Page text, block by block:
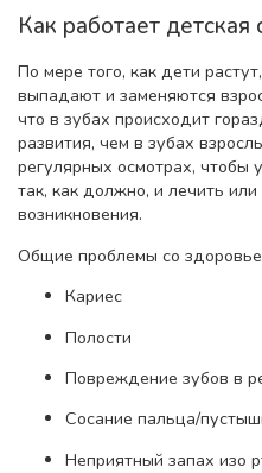
Как работает детская
По мере того, как дети
выпадают и заменяются
что в зубах происходит
развития, чем в зубах
регулярных осмотрах, чтобы
так, как должно, и лечить
возникновения.
Общие проблемы со
Кариес
Полости
Повреждение зубов в
Сосание пальца/
Неприятный запах изо